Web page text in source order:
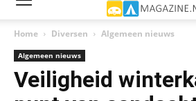
Home Diversen Algemeen nieuws
Algemeen nieuws
Veiligheid